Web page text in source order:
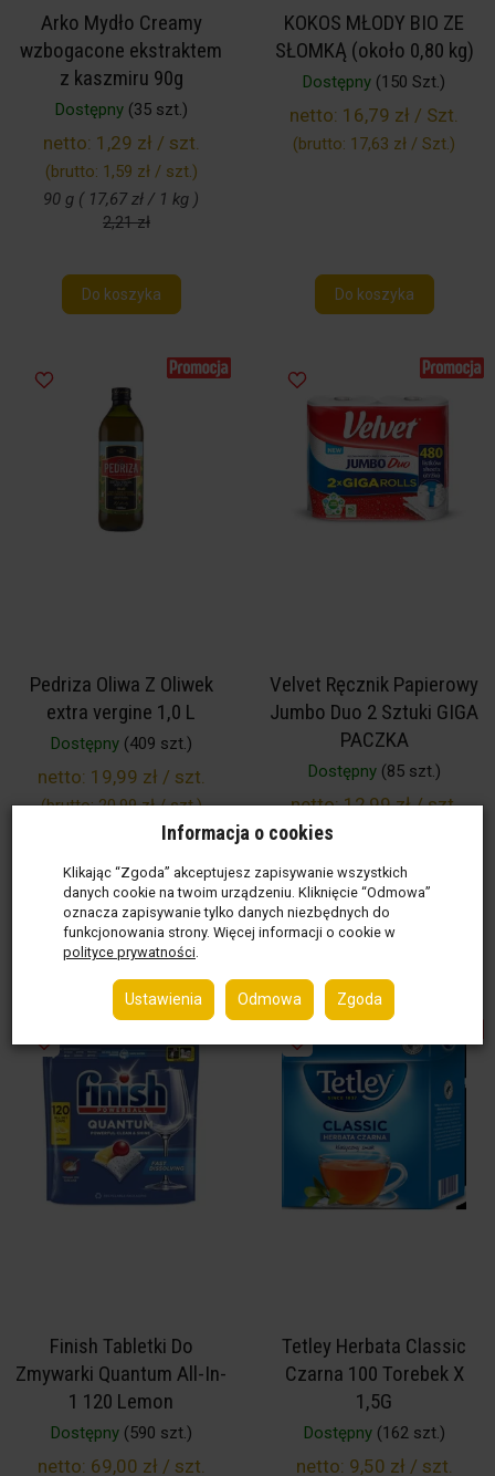
Arko Mydło Creamy
wzbogacone ekstraktem
z kaszmiru 90g
Dostępny(35 szt.)
netto: 1,29 zł / szt.
(brutto: 1,59 zł / szt.)
90 g ( 17,67 zł / 1 kg )
2,21 zł
Do koszyka
KOKOS MŁODY BIO ZE
SŁOMKĄ (około 0,80 kg)
Dostępny (150 Szt.)
netto: 16,79 zł / Szt.
(brutto: 17,63 zł / Szt.)
Do koszyka
Pedriza Oliwa Z Oliwek
extra vergine 1,0 L
Dostępny(409 szt.)
netto: 19,99 zł / szt.
(brutto:20,99 zł / szt.)
1 l ( 20,99 zł / 1 l )
Do koszyka
Velvet Ręcznik Papierowy
Jumbo Duo 2 Sztuki GIGA
PACZKA
Dostępny(85 szt.)
netto:12,99 zł / szt.
(brutto:
Finish Tabletki Do
Zmywarki Quantum All-In-
1 120 Lemon
Dostępny(590 szt.)
netto: 69,00 zł / szt.
Tetley Herbata Classic
Czarna 100 Torebek X
1,5G
Dostępny(162 szt.)
netto: 9,50 zł / szt.
Informacja o cookies
Klikając “Zgoda” akceptujesz zapisywanie wszystkich
danych cookie na twoim urządzeniu. Kliknięcie “Odmowa”
oznacza zapisywanie tylko danych niezbędnych do
funkcjonowania strony. Więcej informacji o cookie w
polityce prywatności
Ustawienia Odmowa Zgoda